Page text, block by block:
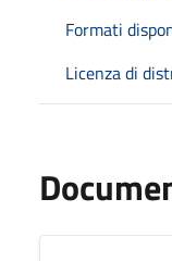
Formati
Licenza di